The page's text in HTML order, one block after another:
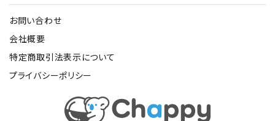
お問い合わせ
会社概要
特定商取引法表示について
プライバシーポリシー